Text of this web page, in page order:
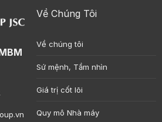
Về Chúng Tôi
Về chúng tôi
Sứ mệnh, Tầm nhìn
Giá trị cốt lõi
Quy mô Nhà máy